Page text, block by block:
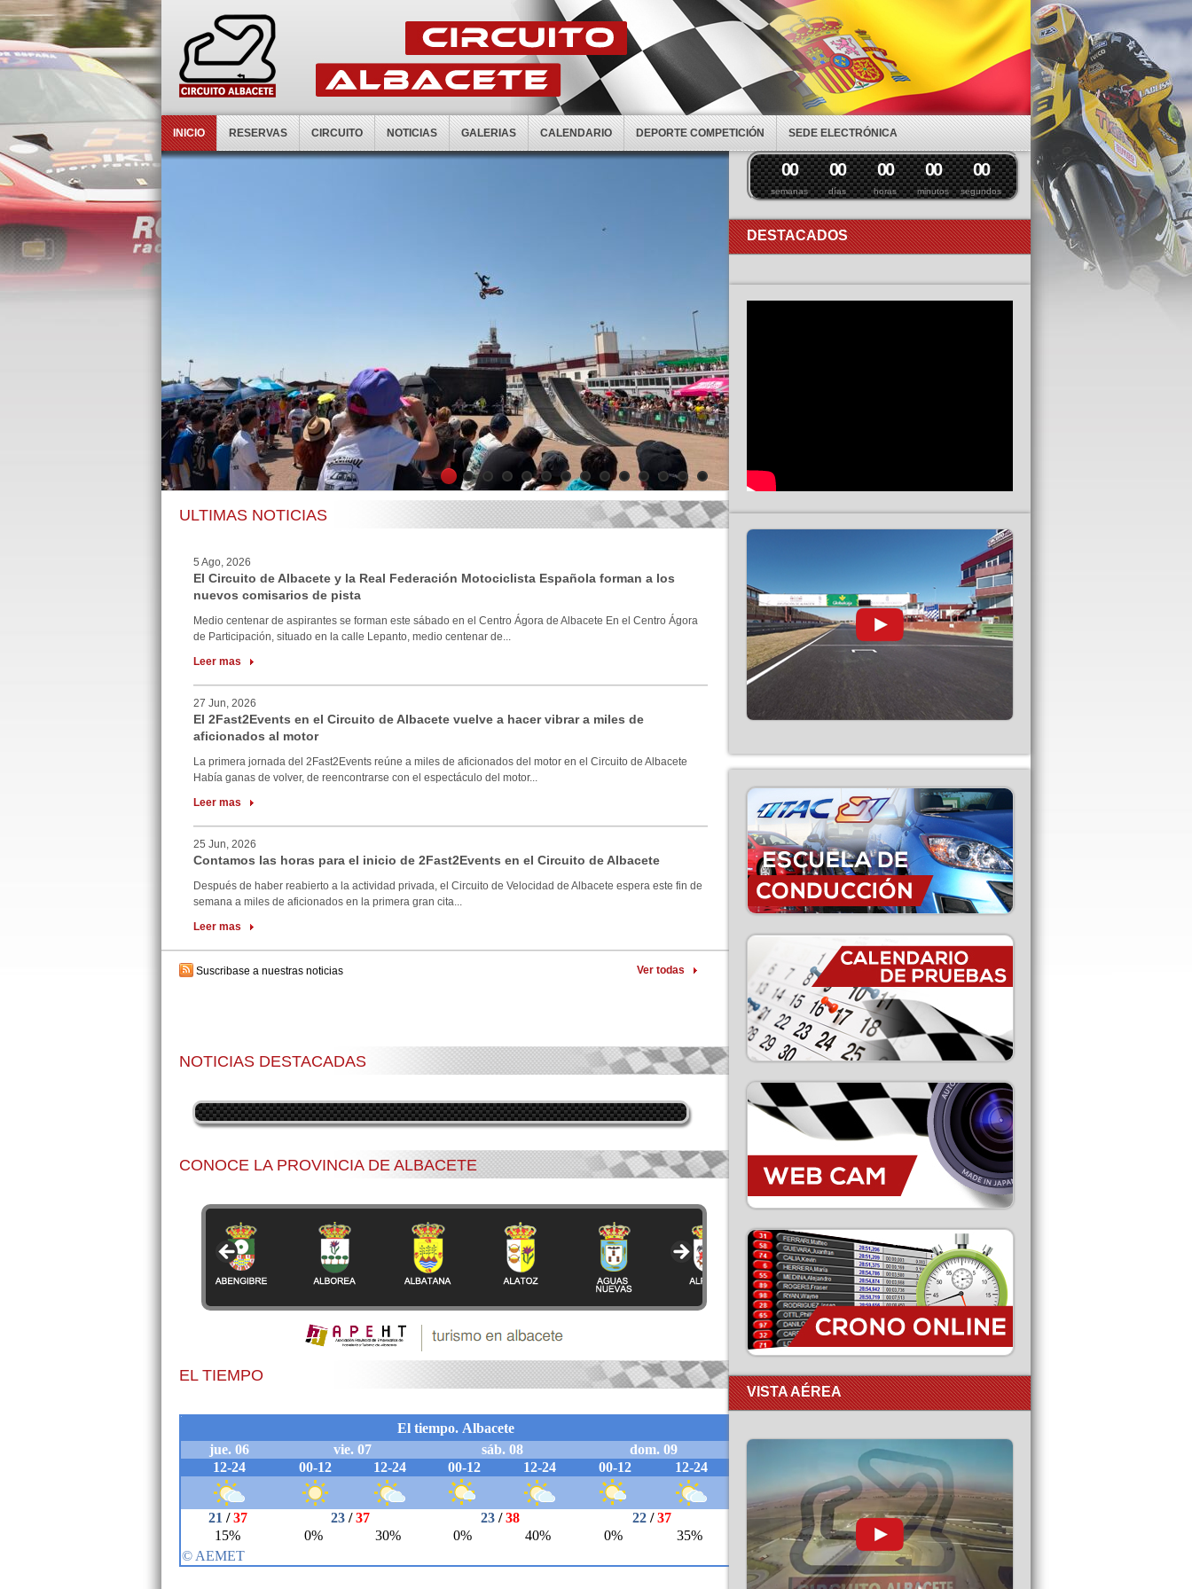
INICIO RESERVAS CIRCUITO NOTICIAS GALERIAS CALENDARIO DEPORTE COMPETICIÓN SEDE ELECTRÓNICA
1 2 3 4 5 6 7 8 9 10 11 12 13 14
ULTIMAS NOTICIAS
5 Ago, 2026
El Circuito de Albacete y la Real Federación Motociclista Española forman a los
nuevos comisarios de pista
Medio centenar de aspirantes se forman este sábado en el Centro Ágora de Albacete En el Centro Ágora
de Participación, situado en la calle Lepanto, medio centenar de...
Leer mas
27 Jun, 2026
El 2Fast2Events en el Circuito de Albacete vuelve a hacer vibrar a miles de
aficionados al motor
La primera jornada del 2Fast2Events reúne a miles de aficionados del motor en el Circuito de Albacete
Había ganas de volver, de reencontrarse con el espectáculo del motor...
Leer mas
25 Jun, 2026
Contamos las horas para el inicio de 2Fast2Events en el Circuito de Albacete
Después de haber reabierto a la actividad privada, el Circuito de Velocidad de Albacete espera este fin de
semana a miles de aficionados en la primera gran cita...
Leer mas
Ver todas
Suscribase a nuestras noticias
NOTICIAS DESTACADAS
CONOCE LA PROVINCIA DE ALBACETE
EL TIEMPO
semanas
00
días
00
horas
00
minutos
00
segundos
00
DESTACADOS
VISTA AÉREA